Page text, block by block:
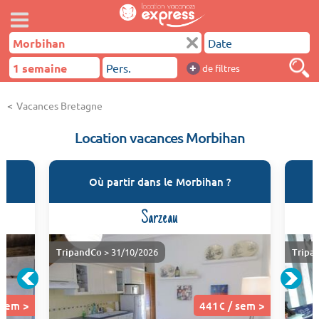
+ de filtres
Vacances Bretagne
Location vacances Morbihan
>
Où partir dans le Morbihan ?
Sarzeau
441€ / sem >
TripandCo > 31/10/2026